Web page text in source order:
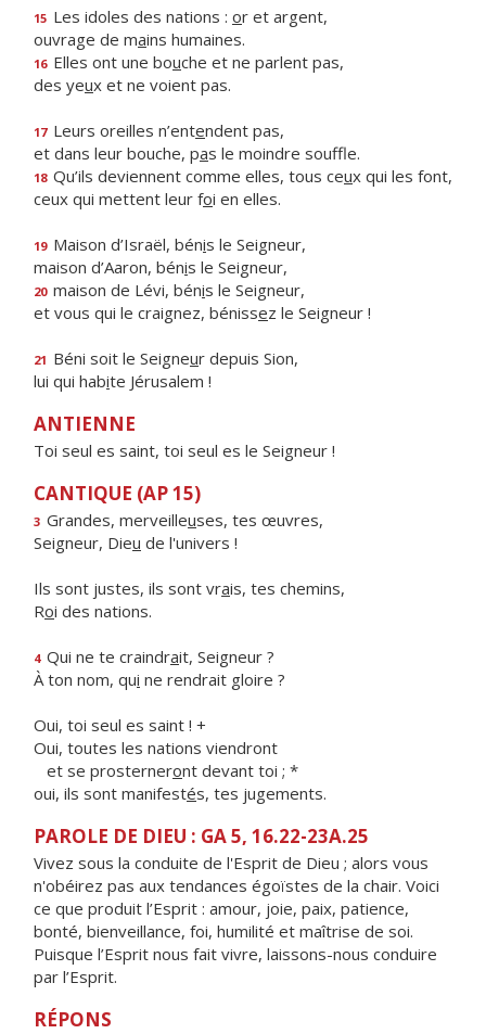
15 Les idoles des nations : or et argent,
ouvrage de mains humaines.
16 Elles ont une bouche et ne parlent pas,
des yeux et ne voient pas.
17 Leurs oreilles n’entendent pas,
et dans leur bouche, pas le moindre souffle.
18 Qu’ils deviennent comme elles, tous ceux qui les font,
ceux qui mettent leur foi en elles.
19 Maison d’Israël, bénis le Seigneur,
maison d’Aaron, bénis le Seigneur,
20 maison de Lévi, bénis le Seigneur,
et vous qui le craignez, bénissez le Seigneur !
21 Béni soit le Seigneur depuis Sion,
lui qui habite Jérusalem !
ANTIENNE
Toi seul es saint, toi seul es le Seigneur !
CANTIQUE (AP 15)
3 Grandes, merveilleuses, tes œuvres,
Seigneur, Dieu de l'univers !
Ils sont justes, ils sont vrais, tes chemins,
Roi des nations.
4 Qui ne te craindrait, Seigneur ?
À ton nom, qui ne rendrait gloire ?
Oui, toi seul es saint ! +
Oui, toutes les nations viendront
et se prosterneront devant toi ; *
oui, ils sont manifestés, tes jugements.
PAROLE DE DIEU : GA 5, 16.22-23A.25
Vivez sous la conduite de l'Esprit de Dieu ; alors vous
n'obéirez pas aux tendances égoïstes de la chair. Voici
ce que produit l’Esprit : amour, joie, paix, patience,
bonté, bienveillance, foi, humilité et maîtrise de soi.
Puisque l’Esprit nous fait vivre, laissons-nous conduire
par l’Esprit.
RÉPONS